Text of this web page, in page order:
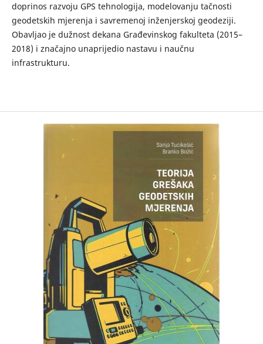
doprinos razvoju GPS tehnologija, modelovanju tačnosti
geodetskih mjerenja i savremenoj inženjerskoj geodeziji.
Obavljao je dužnost dekana Građevinskog fakulteta (2015–
2018) i značajno unaprijedio nastavu i naučnu
infrastrukturu.